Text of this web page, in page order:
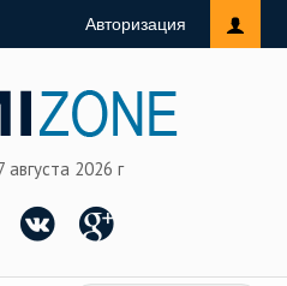
Авторизация
августа 2026 г